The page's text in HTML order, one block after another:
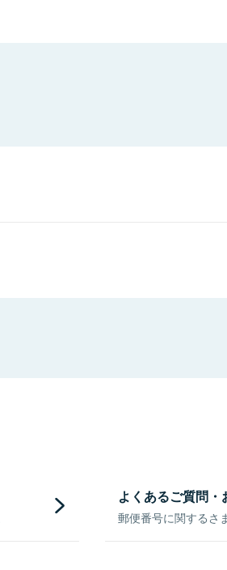
よくあるご質問・
郵便番号に関するさ